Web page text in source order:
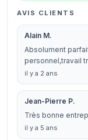
AVIS CLIENTS
Alain M.
Absolument
personnel,travail
il y a 2 ans
Jean-Pierre P.
Très bonne
il y a 5 ans